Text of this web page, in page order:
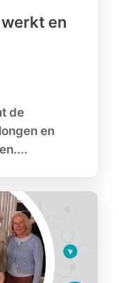
en
de
en